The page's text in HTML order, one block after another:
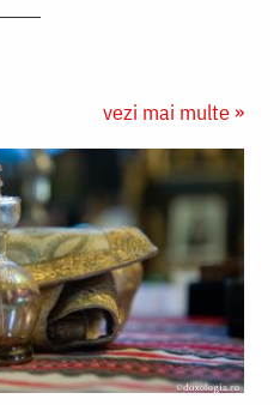
vezi mai multe »